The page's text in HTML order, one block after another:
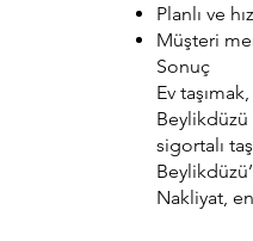
Planlı ve
Müşteri
Sonuç
Ev
Beylikdüzü
sigortalı
Nakliyat,